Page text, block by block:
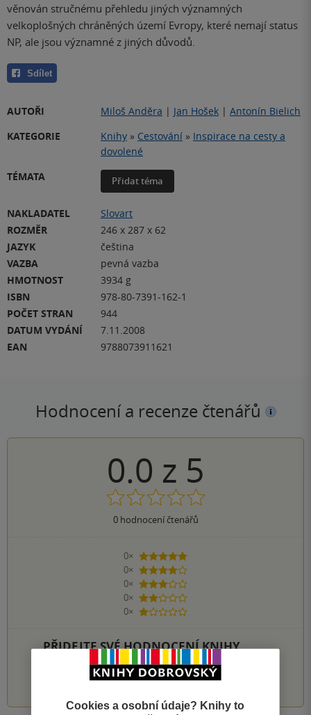
věnován stručnému přehledu jiných významných
velkoplošných chráněných území Evropy, které nemají status
NP, ale jsou významné z jiných důvodů.
Sdílet
AUTOŘI Miloš Anděra | Jan Hošek | Antonín Bielich
KATEGORIE
Knihy » Cestování » Inspirace na cesty a
dovolené
TÉMATA
Přidat téma
NAKLADATEL
Slovart
ROZMĚR
246 x 287 x 62
JAZYK
čeština
VAZBA
pevná vazba
HMOTNOST
3934 g
ISBN
978-80-7391-162-1
POČET STRAN
944
DATUM VYDÁNÍ
7.11.2008
EAN
9788073911621
Hodnocení a recenze čtenářů
0.0 z 5
0hodnocení čtenářů
0×
5 hvězdiček
0×
4 hvězdičky
0×
3 hvězdičky
0×
2 hvězdičky
0×
1 hvezdička
PŘIDEJTE SVÉ HODNOCENÍ KNIHY
1 2 3 4 5
Cookies a osobní údaje? Knihy to